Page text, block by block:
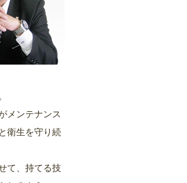
メンテナンス
衛生を守り続
て、持てる技